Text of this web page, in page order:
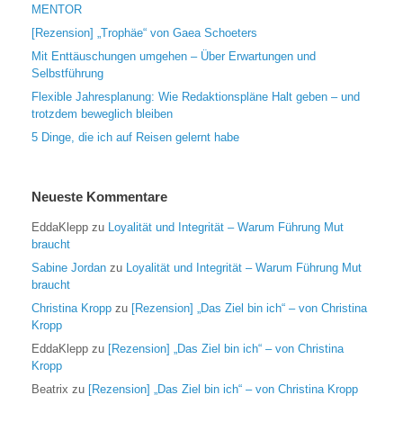
MENTOR
[Rezension] „Trophäe“ von Gaea Schoeters
Mit Enttäuschungen umgehen – Über Erwartungen und
Selbstführung
Flexible Jahresplanung: Wie Redaktionspläne Halt geben – und
trotzdem beweglich bleiben
5 Dinge, die ich auf Reisen gelernt habe
Neueste Kommentare
EddaKlepp zu Loyalität und Integrität – Warum Führung Mut
braucht
Sabine Jordan zu Loyalität und Integrität – Warum Führung Mut
braucht
Christina Kropp zu [Rezension] „Das Ziel bin ich“ – von Christina
Kropp
EddaKlepp zu [Rezension] „Das Ziel bin ich“ – von Christina
Kropp
Beatrix zu [Rezension] „Das Ziel bin ich“ – von Christina Kropp